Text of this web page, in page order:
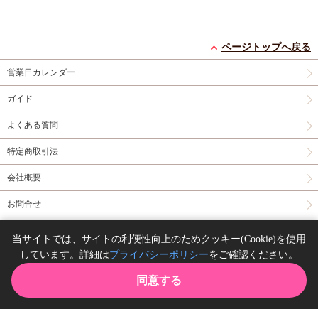
ページトップへ戻る
営業日カレンダー
ガイド
よくある質問
特定商取引法
会社概要
お問合せ
Copyright(C) comicomi studio. All right reserved.
当サイトでは、サイトの利便性向上のためクッキー(Cookie)を使用
しています。詳細はプライバシーポリシーをご確認ください。
同意する